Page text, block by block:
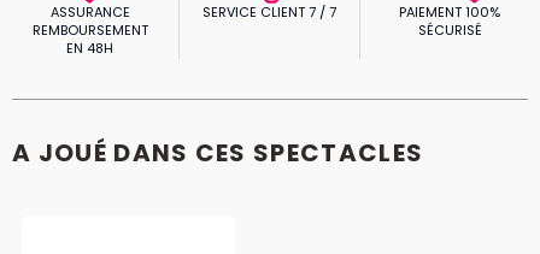
ASSURANCE
REMBOURSEMENT
EN 48H
SERVICE CLIENT 7 / 7
PAIEMENT 100%
SÉCURISÉ
A JOUÉ DANS CES SPECTACLES